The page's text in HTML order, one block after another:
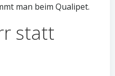
man beim Qualipet.
statt